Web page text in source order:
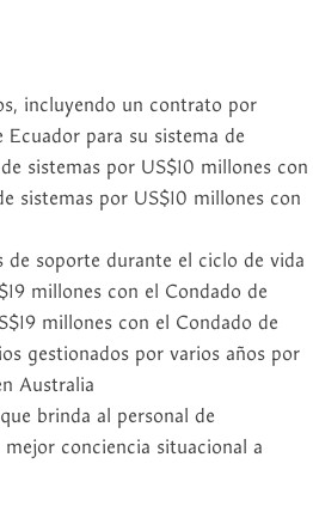
incluyendo un contrato por
para su sistema de
sistemas por US$10 millones con
sistemas por US$10 millones con
soporte durante el ciclo de vida
millones con el Condado de
millones con el Condado de
gestionados por varios años por
Australia
brinda al personal de
conciencia situacional a